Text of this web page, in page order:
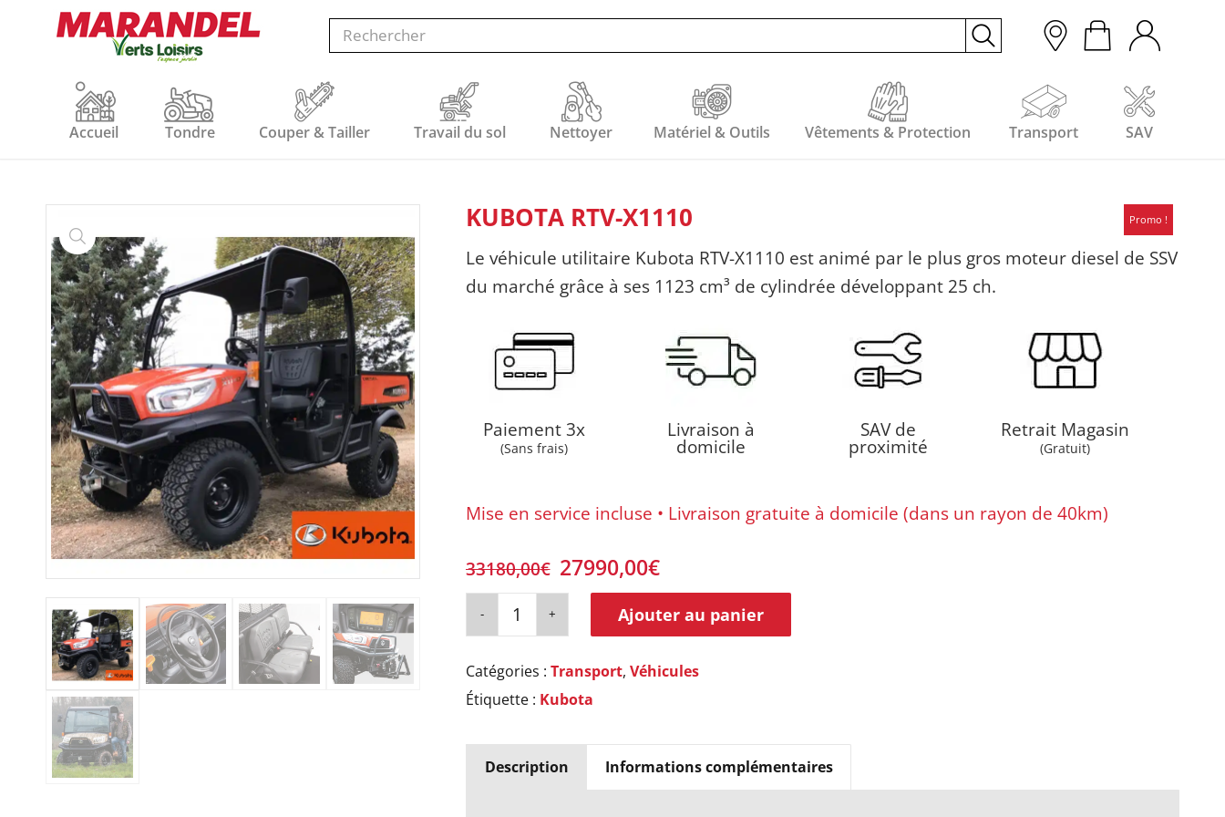
Accueil Tondre Couper & Tailler Travail du sol Nettoyer Matériel & Outils Vêtements & Protection Transport SAV
Promo !
KUBOTA RTV-X1110
Le véhicule utilitaire Kubota RTV-X1110 est animé par le plus gros moteur diesel de SSV
du marché grâce à ses 1123 cm³ de cylindrée développant 25 ch.
Paiement 3x
(Sans frais)
Livraison à
domicile
SAV de
proximité
Retrait Magasin
(Gratuit)
Mise en service incluse • Livraison gratuite à domicile (dans un rayon de 40km)
33180,00€ Le
prix
était :
27990,00€Le
prix
actuel
est :
Ajouter au panier
Catégories : Transport, Véhicules
Étiquette : Kubota
Description Informations complémentaires